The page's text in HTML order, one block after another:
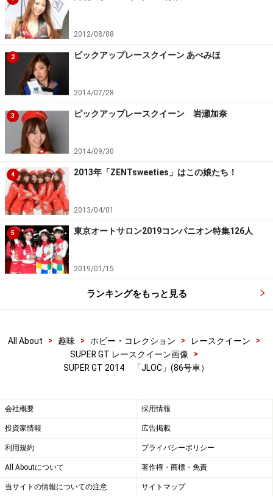
2012/08/08
2 ピックアップレースクイーン あべみほ
2014/07/28
3 ピックアップレースクイーン 岩瀬加奈
2014/09/30
4 2013年「ZENTsweeties」はこの娘たち！
2013/04/01
5 東京オートサロン2019コンパニオン特集126人
2019/01/15
ランキングをもっと見る
All About > 趣味 > ホビー・コレクション > レースクイーン
>
SUPER GT レースクイーン画像
>
SUPER GT 2014 「JLOC」(86号車）
会社概要 採用情報
投資家情報 広告掲載
利用規約 プライバシーポリシー
All Aboutについて 著作権・商標・免責
当サイトの情報についての注意 サイトマップ